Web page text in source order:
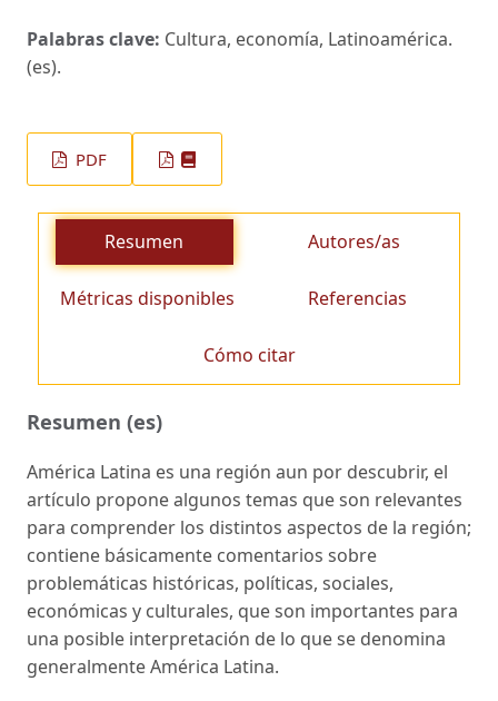
Palabras clave: Cultura, economía, Latinoamérica.
(es).
PDF
Resumen Autores/as
Métricas disponibles Referencias
Cómo citar
Resumen (es)
América Latina es una región aun por descubrir, el
artículo propone algunos temas que son relevantes
para comprender los distintos aspectos de la región;
contiene básicamente comentarios sobre
problemáticas históricas, políticas, sociales,
económicas y culturales, que son importantes para
una posible interpretación de lo que se denomina
generalmente América Latina.